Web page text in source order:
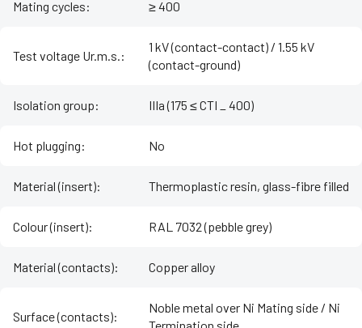
Mating cycles: ≥ 400
Test voltage Ur.m.s.:
1 kV (contact-contact) / 1.55 kV
(contact-ground)
Isolation group: IIIa (175 ≤ CTI _ 400)
Hot plugging: No
Material (insert): Thermoplastic resin, glass-fibre filled
Colour (insert): RAL 7032 (pebble grey)
Material (contacts): Copper alloy
Surface (contacts):
Noble metal over Ni Mating side / Ni